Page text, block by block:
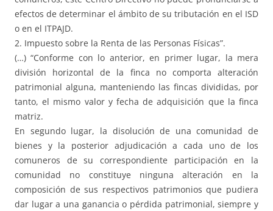
efectos de determinar el ámbito de su tributación en el ISD
o en el ITPAJD.
2. Impuesto sobre la Renta de las Personas Físicas”.
(…) “Conforme con lo anterior, en primer lugar, la mera
división horizontal de la finca no comporta alteración
patrimonial alguna, manteniendo las fincas divididas, por
tanto, el mismo valor y fecha de adquisición que la finca
matriz.
En segundo lugar, la disolución de una comunidad de
bienes y la posterior adjudicación a cada uno de los
comuneros de su correspondiente participación en la
comunidad no constituye ninguna alteración en la
composición de sus respectivos patrimonios que pudiera
dar lugar a una ganancia o pérdida patrimonial, siempre y